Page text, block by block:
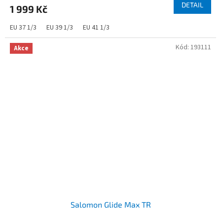
1 999 Kč DETAIL
EU 37 1/3 EU 39 1/3 EU 41 1/3
Akce
Salomon Glide Max TR
Kód: 193111